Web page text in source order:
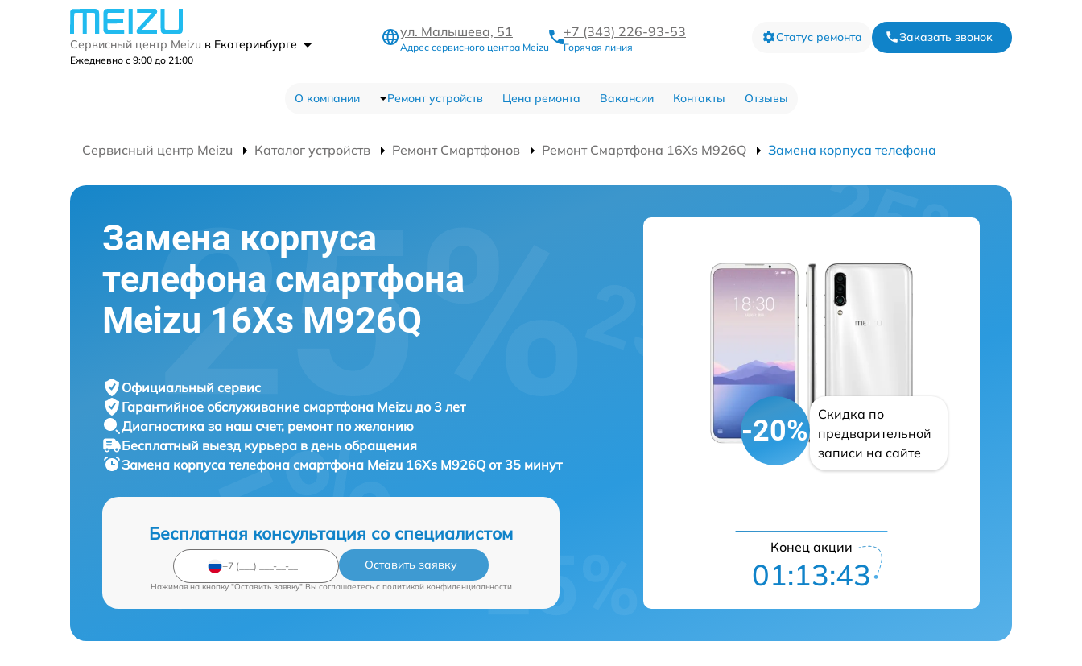
Сервисный центр Meizu в Екатеринбурге
Ежедневно с 9:00 до 21:00
ул. Малышева, 51
Адрес сервисного центра Meizu
+7 (343) 226-93-53
Горячая линия
Статус ремонта Заказать звонок
О компании Ремонт устройств Цена ремонта Вакансии Контакты Отзывы
Сервисный центр Meizu Каталог устройств Ремонт Смартфонов Ремонт Смартфона 16Xs M926Q Замена корпуса телефона
Замена корпуса
телефона смартфона
Meizu 16Xs M926Q
Официальный сервис
Гарантийное обслуживание смартфона Meizu до 3 лет
Диагностика за наш счет, ремонт по желанию
Бесплатный выезд курьера в день обращения
Замена корпуса телефона смартфона Meizu 16Xs M926Q от 35 минут
Бесплатная консультация со специалистом
Оставить заявку
Нажимая на кнопку "Оставить заявку" Вы соглашаетесь c политикой конфиденциальности
-20%
Скидка по
предварительной
записи на сайте
Конец акции
01:13:42